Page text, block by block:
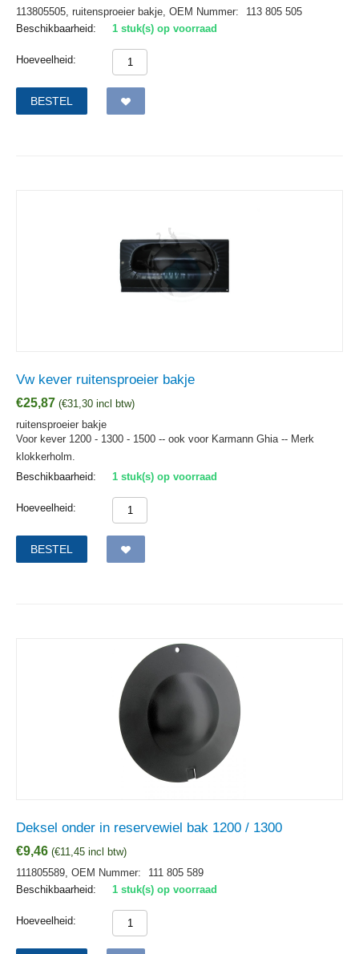
113805505, ruitensproeier bakje, OEM Nummer:
113 805 505
Beschikbaarheid:
1 stuk(s) op voorraad
Hoeveelheid:
BESTEL
Vw kever ruitensproeier bakje
€25,87 (€31,30 incl btw)
ruitensproeier bakje
Voor kever 1200 - 1300 - 1500 -- ook voor Karmann Ghia -- Merk
klokkerholm.
Beschikbaarheid:
1 stuk(s) op voorraad
Hoeveelheid:
BESTEL
Deksel onder in reservewiel bak 1200 / 1300
€9,46 (€11,45 incl btw)
111805589, OEM Nummer:
111 805 589
Beschikbaarheid:
1 stuk(s) op voorraad
Hoeveelheid: